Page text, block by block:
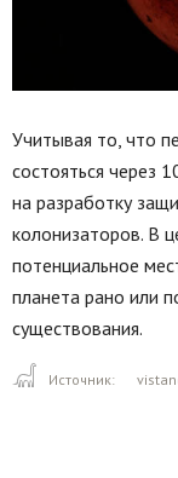
Учитывая то, что
состояться через
на разработку
колонизаторов. В
потенциальное
планета рано или
существования.
Источник: